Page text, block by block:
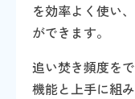
を効率よく使い
ができます。
追い焚き頻度を
機能と上手に組